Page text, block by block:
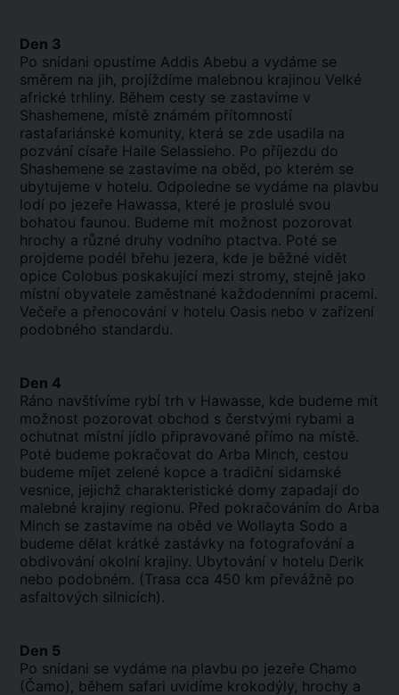
Den 3
Po snídani opustíme Addis Abebu a vydáme se
směrem na jih, projíždíme malebnou krajinou Velké
africké trhliny. Během cesty se zastavíme v
Shashemene, místě známém přítomností
rastafariánské komunity, která se zde usadila na
pozvání císaře Haile Selassieho. Po příjezdu do
Shashemene se zastavíme na oběd, po kterém se
ubytujeme v hotelu. Odpoledne se vydáme na plavbu
lodí po jezeře Hawassa, které je proslulé svou
bohatou faunou. Budeme mít možnost pozorovat
hrochy a různé druhy vodního ptactva. Poté se
projdeme podél břehu jezera, kde je běžné vidět
opice Colobus poskakující mezi stromy, stejně jako
místní obyvatele zaměstnané každodenními pracemi.
Večeře a přenocování v hotelu Oasis nebo v zařízení
podobného standardu.
Den 4
Ráno navštívíme rybí trh v Hawasse, kde budeme mít
možnost pozorovat obchod s čerstvými rybami a
ochutnat místní jídlo připravované přímo na místě.
Poté budeme pokračovat do Arba Minch, cestou
budeme míjet zelené kopce a tradiční sidamské
vesnice, jejichž charakteristické domy zapadají do
malebné krajiny regionu. Před pokračováním do Arba
Minch se zastavíme na oběd ve Wollayta Sodo a
budeme dělat krátké zastávky na fotografování a
obdivování okolní krajiny. Ubytování v hotelu Derik
nebo podobném. (Trasa cca 450 km převážně po
asfaltových silnicích).
Den 5
Po snídani se vydáme na plavbu po jezeře Chamo
(Čamo), během safari uvidíme krokodýly, hrochy a